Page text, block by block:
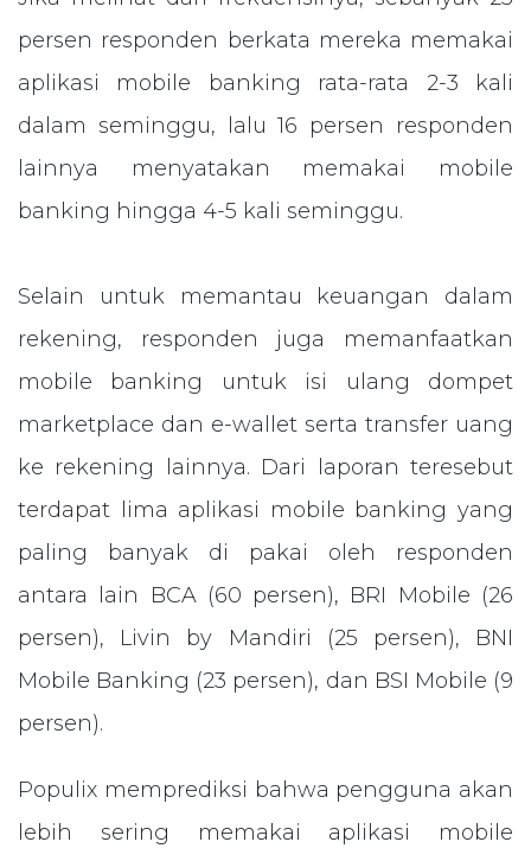
persen responden berkata mereka memakai
aplikasi mobile banking rata-rata 2-3 kali
dalam seminggu, lalu 16 persen responden
lainnya menyatakan memakai mobile
banking hingga 4-5 kali seminggu.
Selain untuk memantau keuangan dalam
rekening, responden juga memanfaatkan
mobile banking untuk isi ulang dompet
marketplace dan e-wallet serta transfer uang
ke rekening lainnya. Dari laporan teresebut
terdapat lima aplikasi mobile banking yang
paling banyak di pakai oleh responden
antara lain BCA (60 persen), BRI Mobile (26
persen), Livin by Mandiri (25 persen), BNI
Mobile Banking (23 persen), dan BSI Mobile (9
persen).
Populix memprediksi bahwa pengguna akan
lebih sering memakai aplikasi mobile